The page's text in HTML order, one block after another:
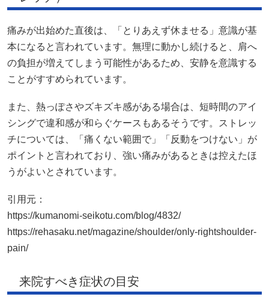
痛みが出始めた直後は、「とりあえず休ませる」意識が基
本になると言われています。無理に動かし続けると、肩へ
の負担が増えてしまう可能性があるため、安静を意識する
ことがすすめられています。
また、熱っぽさやズキズキ感がある場合は、短時間のアイ
シングで違和感が和らぐケースもあるそうです。ストレッ
チについては、「痛くない範囲で」「反動をつけない」が
ポイントと言われており、強い痛みがあるときは控えたほ
うがよいとされています。
引用元：
https://kumanomi-seikotu.com/blog/4832/
https://rehasaku.net/magazine/shoulder/only-rightshoulder-
pain/
来院すべき症状の目安